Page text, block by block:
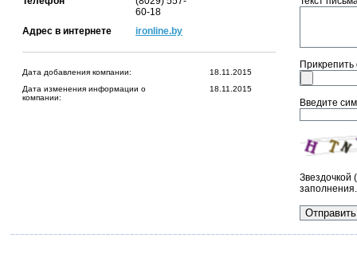
60-18
Адрес в интернете
ironline.by
Дата добавления компании:
18.11.2015
Дата изменения информации о
компании:
18.11.2015
Введите
Звездочкой
заполнения.